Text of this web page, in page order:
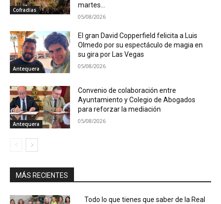
Cofradías
martes...
05/08/2026
Antequera
El gran David Copperfield felicita a Luis
Olmedo por su espectáculo de magia en
su gira por Las Vegas
05/08/2026
Antequera
Convenio de colaboración entre
Ayuntamiento y Colegio de Abogados
para reforzar la mediación
05/08/2026
MÁS RECIENTES
Todo lo que tienes que saber de la Real